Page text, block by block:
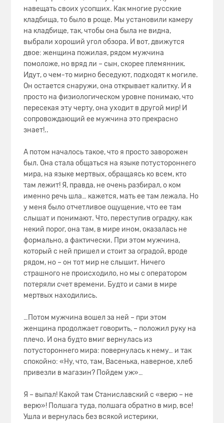
навещать своих усопших. Как многие русские
кладбища, то было в роще. Мы установили камеру
на кладбище, так, чтобы она была не видна,
выбрали хороший угол обзора. И вот, движутся
двое: женщина пожилая, рядом мужчина
помоложе, но вряд ли – сын, скорее племянник.
Идут, о чем-то мирно беседуют, подходят к могиле.
Он остается снаружи, она открывает калитку. И я
просто на физиологическом уровне понимаю, что
пересекая эту черту, она уходит в другой мир! И
сопровождающий ее мужчина это прекрасно
знает!..
А потом началось такое, что я просто заворожен
был. Она стала общаться на языке потустороннего
мира, на языке мертвых, обращаясь ко всем, кто
там лежит! Я, правда, не очень разбирал, о ком
именно речь шла… кажется, мать ее там лежала. Но
у меня было отчетливое ощущение, что ее там
слышат и понимают. Что, переступив оградку, как
некий порог, она там, в мире ином, оказалась не
формально, а фактически. При этом мужчина,
который с ней пришел и стоит за оградой, вроде
рядом, но – он тот мир не слышит. Ничего
страшного не происходило, но мы с оператором
потеряли счет времени. Будто и сами в мире
мертвых находились.
…Потом мужчина вошел за ней – при этом
женщина продолжает говорить, – положил руку на
плечо. И она будто вмиг вернулась из
потустороннего мира: повернулась к нему… и так
спокойно: «Ну, что, там, Васенька, наверное, хлеб
привезли в магазин? Пойдем уж»…
Я – выпал! Какой там Станиславский с «верю – не
верю»! Полшага туда, полшага обратно в мир, все!
Ушла и вернулась без всякой истерики,